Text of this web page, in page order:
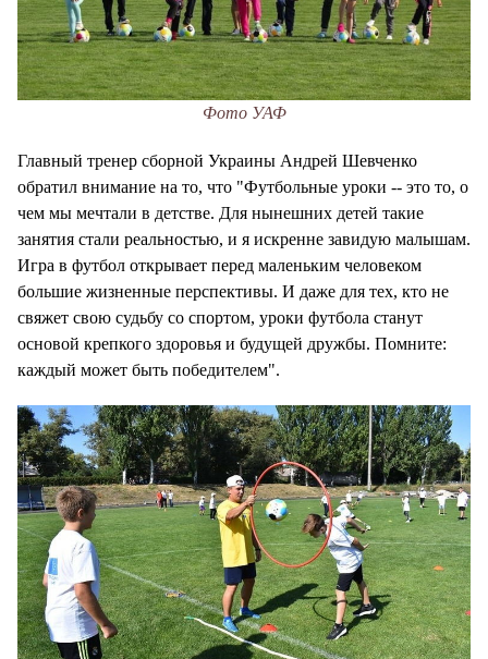
Фото УАФ
Главный тренер сборной Украины Андрей Шевченко
обратил внимание на то, что "Футбольные уроки -- это то, о
чем мы мечтали в детстве. Для нынешних детей такие
занятия стали реальностью, и я искренне завидую малышам.
Игра в футбол открывает перед маленьким человеком
большие жизненные перспективы. И даже для тех, кто не
свяжет свою судьбу со спортом, уроки футбола станут
основой крепкого здоровья и будущей дружбы. Помните:
каждый может быть победителем".